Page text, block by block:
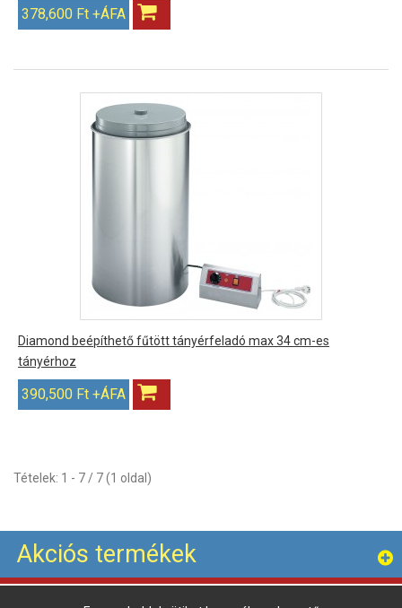
378,600 Ft +ÁFA
Diamond beépíthető fűtött tányérfeladó max 34 cm-es
tányérhoz
390,500 Ft +ÁFA
Tételek: 1 - 7 / 7 (1 oldal)
Akciós termékek